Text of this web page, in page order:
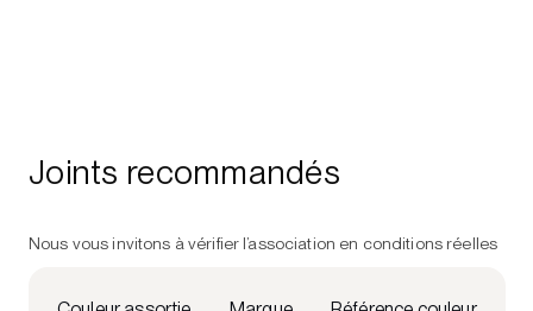
Joints recommandés
Nous vous invitons à vérifier l’association en conditions réelles